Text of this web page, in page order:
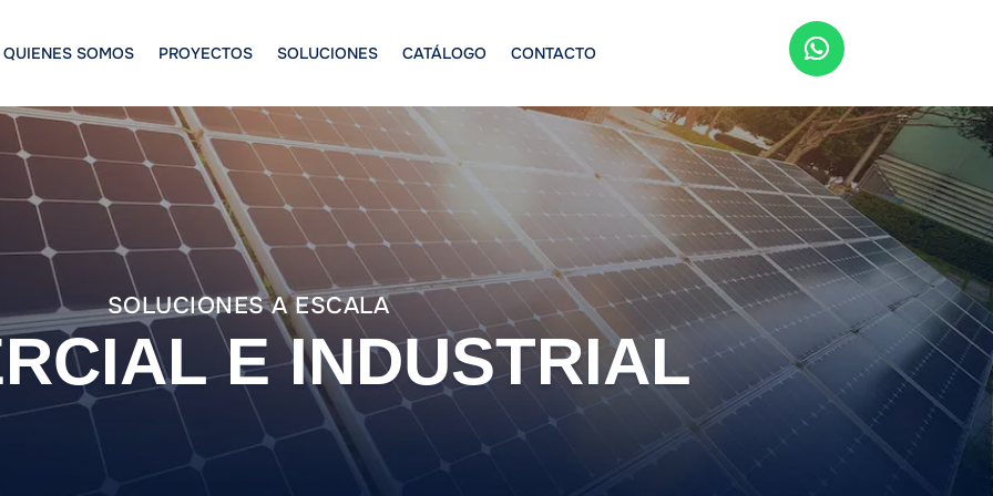
QUIENES SOMOS PROYECTOS SOLUCIONES CATÁLOGO CONTACTO
SOLUCIONES A ESCALA
E INDUSTRIAL